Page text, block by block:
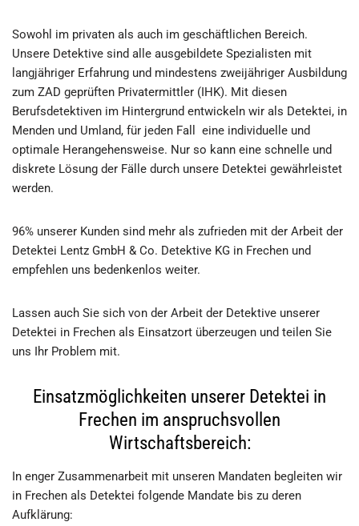
Sowohl im privaten als auch im geschäftlichen Bereich.
Unsere Detektive sind alle ausgebildete Spezialisten mit
langjähriger Erfahrung und mindestens zweijähriger Ausbildung
zum ZAD geprüften Privatermittler (IHK). Mit diesen
Berufsdetektiven im Hintergrund entwickeln wir als Detektei, in
Menden und Umland, für jeden Fall eine individuelle und
optimale Herangehensweise. Nur so kann eine schnelle und
diskrete Lösung der Fälle durch unsere Detektei gewährleistet
werden.
96% unserer Kunden sind mehr als zufrieden mit der Arbeit der
Detektei Lentz GmbH & Co. Detektive KG in Frechen und
empfehlen uns bedenkenlos weiter.
Lassen auch Sie sich von der Arbeit der Detektive unserer
Detektei in Frechen als Einsatzort überzeugen und teilen Sie
uns Ihr Problem mit.
Einsatzmöglichkeiten unserer Detektei in
Frechen im anspruchsvollen
Wirtschaftsbereich:
In enger Zusammenarbeit mit unseren Mandaten begleiten wir
in Frechen als Detektei folgende Mandate bis zu deren
Aufklärung: